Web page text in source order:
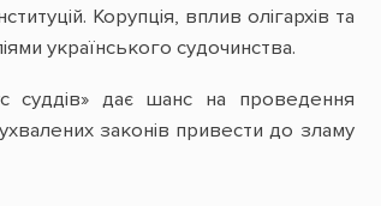
Корупція, вплив олігархів та
українського судочинства.
суддів» дає шанс на проведення
законів привести до зламу